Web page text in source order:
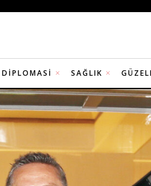
DIPLOMASI SAĞLIK